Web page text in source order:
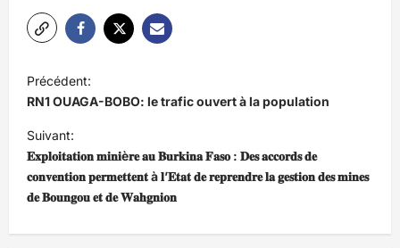
a
v
i
g
a
t
Précédent:
RN1 OUAGA-BOBO: le trafic ouvert à la population
Suivant:
𝐄𝐱𝐩𝐥𝐨𝐢𝐭𝐚𝐭𝐢𝐨𝐧 𝐦𝐢𝐧𝐢è𝐫𝐞 𝐚𝐮 𝐁𝐮𝐫𝐤𝐢𝐧𝐚 𝐅𝐚𝐬𝐨 : 𝐃𝐞𝐬 𝐚𝐜𝐜𝐨𝐫𝐝𝐬 𝐝𝐞
𝐜𝐨𝐧𝐯𝐞𝐧𝐭𝐢𝐨𝐧 𝐩𝐞𝐫𝐦𝐞𝐭𝐭𝐞𝐧𝐭 à 𝐥’𝐄𝐭𝐚𝐭 𝐝𝐞 𝐫𝐞𝐩𝐫𝐞𝐧𝐝𝐫𝐞 𝐥𝐚 𝐠𝐞𝐬𝐭𝐢𝐨𝐧 𝐝𝐞𝐬 𝐦𝐢𝐧𝐞𝐬
𝐝𝐞 𝐁𝐨𝐮𝐧𝐠𝐨𝐮 𝐞𝐭 𝐝𝐞 𝐖𝐚𝐡𝐠𝐧𝐢𝐨𝐧